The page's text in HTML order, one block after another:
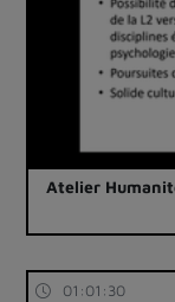
Atelier
01:01:30